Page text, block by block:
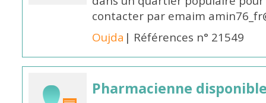
contacter par emaim
Oujda | Références n° 21549
Pharmacienne